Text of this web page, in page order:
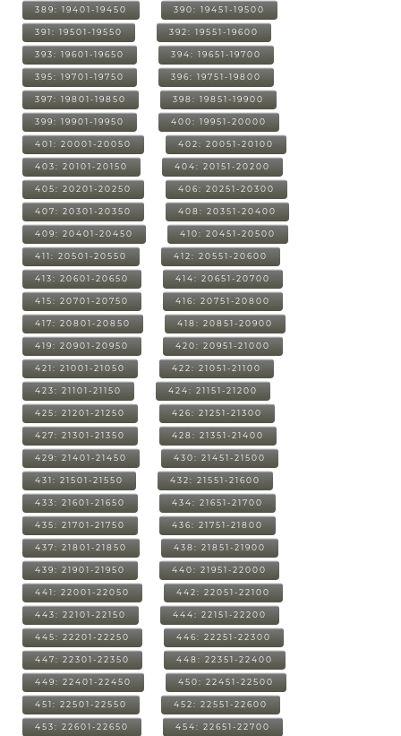
389: 19401-19450 390: 19451-19500
391: 19501-19550 392: 19551-19600
393: 19601-19650 394: 19651-19700
395: 19701-19750 396: 19751-19800
397: 19801-19850 398: 19851-19900
399: 19901-19950 400: 19951-20000
401: 20001-20050 402: 20051-20100
403: 20101-20150 404: 20151-20200
405: 20201-20250 406: 20251-20300
407: 20301-20350 408: 20351-20400
409: 20401-20450 410: 20451-20500
411: 20501-20550 412: 20551-20600
413: 20601-20650 414: 20651-20700
415: 20701-20750 416: 20751-20800
417: 20801-20850 418: 20851-20900
419: 20901-20950 420: 20951-21000
421: 21001-21050 422: 21051-21100
423: 21101-21150 424: 21151-21200
425: 21201-21250 426: 21251-21300
427: 21301-21350 428: 21351-21400
429: 21401-21450 430: 21451-21500
431: 21501-21550 432: 21551-21600
433: 21601-21650 434: 21651-21700
435: 21701-21750 436: 21751-21800
437: 21801-21850 438: 21851-21900
439: 21901-21950 440: 21951-22000
441: 22001-22050 442: 22051-22100
443: 22101-22150 444: 22151-22200
445: 22201-22250 446: 22251-22300
447: 22301-22350 448: 22351-22400
449: 22401-22450 450: 22451-22500
451: 22501-22550 452: 22551-22600
453: 22601-22650 454: 22651-22700